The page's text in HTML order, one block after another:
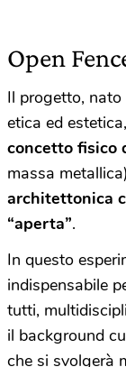
Open
Il progetto, nato
etica ed
concetto fisico
massa
architettonica
“aperta”.
In questo
indispensabile
tutti,
il background
che si svolgerà